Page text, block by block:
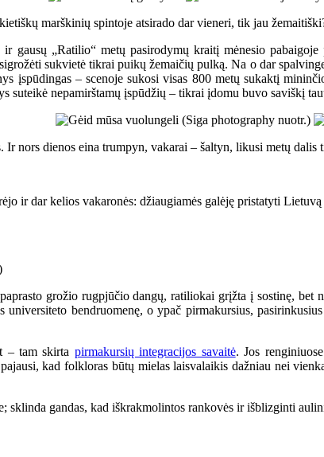
marškinių spintoje atsirado dar vieneri, tik jau
gausų „Ratilio“ metų pasirodymų kraitį mėnesio
sukvietė tikrai puikų žemaičių pulką. Na o dar
įspūdingas – scenoje sukosi visas 800 metų sukaktį
suteikė nepamirštamų įspūdžių – tikrai įdomu buvo saviškį
Ir nors dienos eina trumpyn, vakarai – šaltyn, likusi metų
ir dar kelios vakaronės: džiaugiamės galėję pristatyti
grožio rugpjūčio dangų, ratiliokai grįžta į sostinę,
bendruomenę, o ypač pirmakursius,
– tam skirta pirmakursių integracijos savaitė. Jos
kad folkloras būtų mielas laisvalaikis dažniau nei
sklinda gandas, kad iškrakmolintos rankovės ir išblizginti